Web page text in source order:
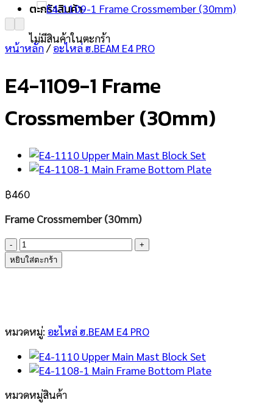
ตะกร้าสินค้า
ไม่มีสินค้าในตะกร้า
หน้าหลัก/อะไหล่ ฮ.BEAM E4 PRO
E4-1109-1 Frame
Crossmember (30mm)
฿460
Frame Crossmember (30mm)
จำนวน
E4-
1109-
(30mm)
ชิ้น
หยิบใส่ตะกร้า
หมวดหมู่: อะไหล่ ฮ.BEAM E4 PRO
หมวดหมู่สินค้า